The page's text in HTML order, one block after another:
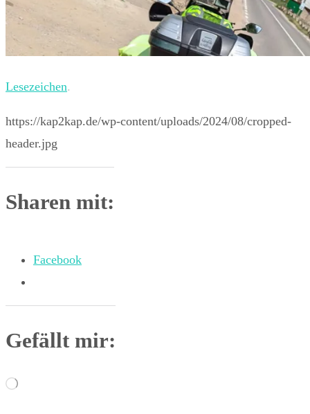
Lesezeichen.
https://kap2kap.de/wp-content/uploads/2024/08/cropped-
header.jpg
Sharen mit:
Facebook
Gefällt mir:
Wird